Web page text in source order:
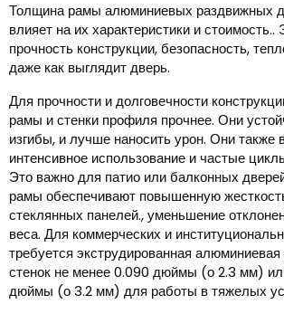
Толщина рамы алюминиевых раздвижных
влияет на их характеристики и стоимость..
прочность конструкции, безопасность,
даже как выглядит дверь.
Для прочности и долговечности
рамы и стенки профиля прочнее. Они
изгибы, и лучше наносить урон. Они
интенсивное использование и частые
Это важно для патио или балконных
рамы обеспечивают повышенную
стеклянных панелей., уменьшение
веса. Для коммерческих и
требуется экструдированная
стенок не менее 0.090 дюймы (о 2.3 мм)
дюймы (о 3.2 мм) для работы в тяжелых